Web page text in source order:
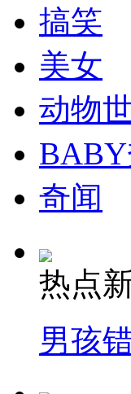
走！跟着总书记
纽约上演“枕头
搞笑
美女
动物
奇闻
热点
男孩